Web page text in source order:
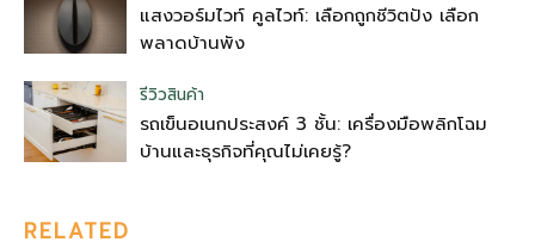
แสงวอร์มไวท์ คูลไวท์: เลือกถูกชีวิตปัง เลือก
พลาดบ้านพัง
รีวิวสินค้า
รถเข็นอเนกประสงค์ 3 ชั้น: เครื่องมือพลิกโฉม
บ้านและธุรกิจที่คุณไม่เคยรู้?
RELATED